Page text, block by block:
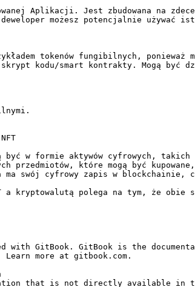
Aplikacji. Jest zbudowana na
możesz potencjalnie używać
tokenów fungibilnych,
skrypt kodu/smart kontrakty. Mogą
być w formie aktywów cyfrowych,
przedmiotów, które mogą być
swój cyfrowy zapis w blockchainie,
a kryptowalutą polega na tym, że obie
with GitBook. GitBook is the
more at gitbook.com.
that is not directly available in